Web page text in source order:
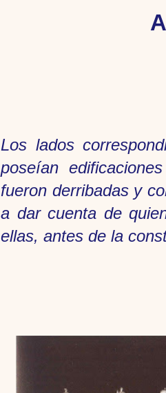
Los lados
poseían
fueron derribadas y
a dar cuenta de
ellas, antes de la